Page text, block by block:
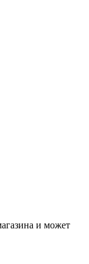
и может